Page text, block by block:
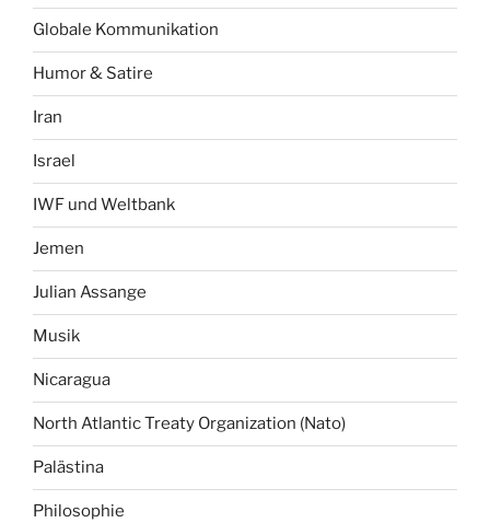
Globale Kommunikation
Humor & Satire
Iran
Israel
IWF und Weltbank
Jemen
Julian Assange
Musik
Nicaragua
North Atlantic Treaty Organization (Nato)
Palästina
Philosophie